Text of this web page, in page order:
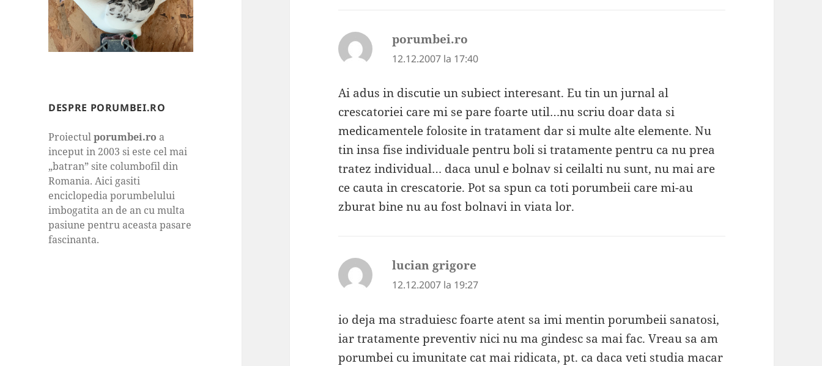
DESPRE PORUMBEI.RO
Proiectulporumbei.ro a
inceput in 2003 si este cel mai
„batran” site columbofil din
Romania. Aici gasiti
enciclopedia porumbelului
imbogatita an de an cu multa
pasiune pentru aceasta pasare
fascinanta.
porumbei.ro
12.12.2007 la 17:40
Ai adus in discutie un subiect interesant. Eu tin un jurnal al
crescatoriei care mi se pare foarte util…nu scriu doar data si
medicamentele folosite in tratament dar si multe alte elemente. Nu
tin insa fise individuale pentru boli si tratamente pentru ca nu prea
tratez individual… daca unul e bolnav si ceilalti nu sunt, nu mai are
ce cauta in crescatorie. Pot sa spun ca toti porumbeii care mi-au
zburat bine nu au fost bolnavi in viata lor.
lucian grigore
12.12.2007 la 19:27
io deja ma straduiesc foarte atent sa imi mentin porumbeii sanatosi,
iar tratamente preventiv nici nu ma gindesc sa mai fac. Vreau sa am
porumbei cu imunitate cat mai ridicata, pt. ca daca veti studia macar